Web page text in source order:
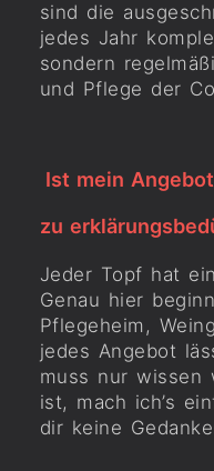
sind die
jedes Jahr
sondern
und Pflege der
Ist mein
zu
Jeder Topf hat
Genau hier
Pflegeheim,
jedes Angebot
muss nur wissen
ist, mach ich’s
dir keine